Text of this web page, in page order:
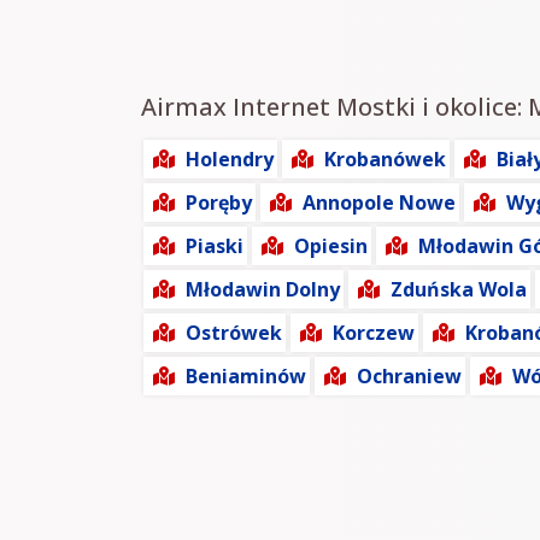
Airmax Internet Mostki i okolice:
Holendry Krobanówek
Poręby
Annopole Nowe
Piaski
Opiesin
Młodawin
Młodawin Dolny
Zduńska Wola
Ostrówek
Korczew
Beniaminów
Ochraniew